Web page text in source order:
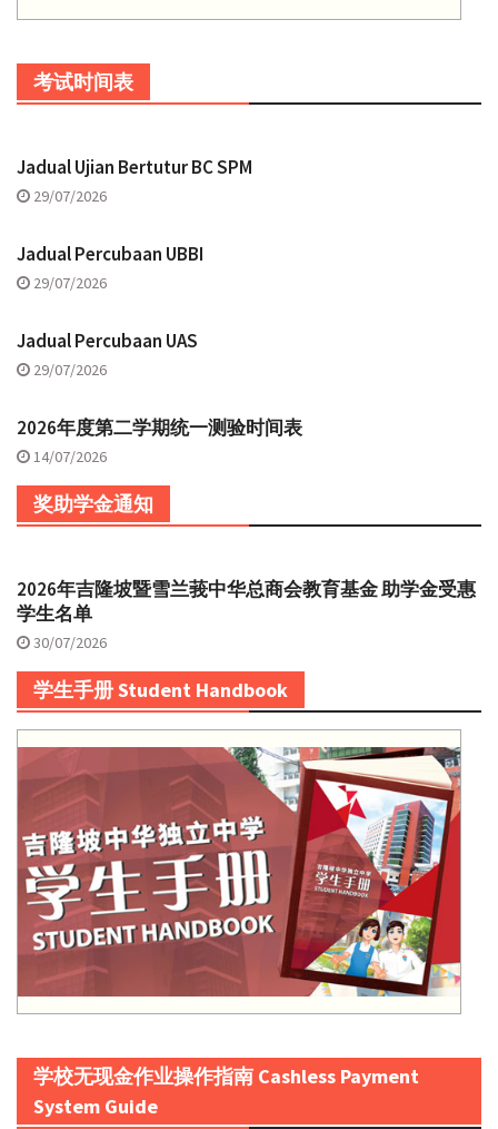
考试时间表
Jadual Ujian Bertutur BC SPM
29/07/2026
Jadual Percubaan UBBI
29/07/2026
Jadual Percubaan UAS
29/07/2026
2026年度第二学期统一测验时间表
14/07/2026
奖助学金通知
2026年吉隆坡暨雪兰莪中华总商会教育基金 助学金受惠
学生名单
30/07/2026
学生手册 Student Handbook
学校无现金作业操作指南 Cashless Payment
System Guide